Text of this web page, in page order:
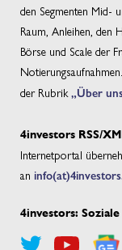
den Segmenten Mid-
Raum, Anleihen, den
Börse und Scale der
der Rubrik„Über
4investors RSS/
Internetportal
an
4investors: